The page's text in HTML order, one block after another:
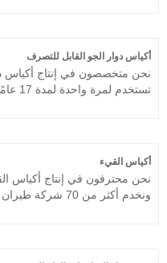
نأمل أن نصبح شريكك على
أكياس دوار الجو القابل للتصرف
نحن متخصصون في إنتاج أكياس
الجوية، إلخ. نأمل أن نصبح
الطويل في الصين.
أكياس القيء
ونخدم أكثر من 70